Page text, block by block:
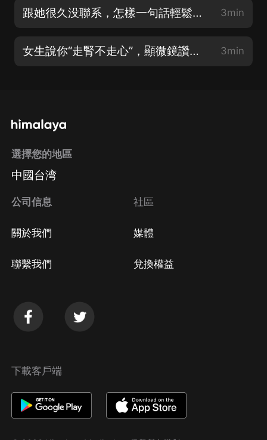
跟她很久没聯系，怎樣一句話輕鬆吸引她？ 3min
女生說你“走腎不走心”，顯微鏡讚美打消疑慮，聊出信任感 3min
選擇您的地區
中國台湾
公司信息
關於我們
聯繫我們
社區
媒體
兌換權益
下載客戶端